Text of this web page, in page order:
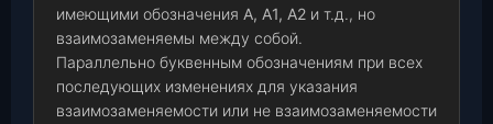
имеющими обозначения А, А1, А2 и т.д., но
взаимозаменяемы между собой.
Параллельно буквенным обозначениям при всех
последующих изменениях для указания
взаимозаменяемости или не взаимозаменяемости